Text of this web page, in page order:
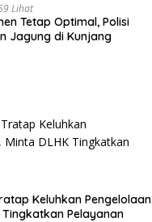
Lihat
Tetap Optimal, Polisi
Jagung di Kunjang
Keluhkan Pengelolaan
Tingkatkan Pelayanan